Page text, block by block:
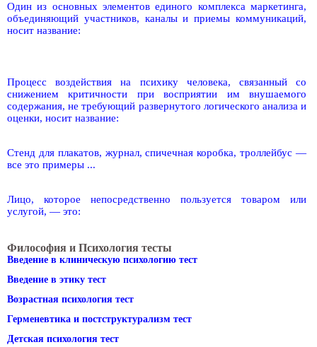
Один из основных элементов единого комплекса маркетинга,
объединяющий участников, каналы и приемы коммуникаций,
носит название:
Процесс воздействия на психику человека, связанный со
снижением критичности при восприятии им внушаемого
содержания, не требующий развернутого логического анализа и
оценки, носит название:
Стенд для плакатов, журнал, спичечная коробка, троллейбус —
все это примеры ...
Лицо, которое непосредственно пользуется товаром или
услугой, — это:
Философия и Психология тесты
Введение в клиническую психологию тест
Введение в этику тест
Возрастная психология тест
Герменевтика и постструктурализм тест
Детская психология тест